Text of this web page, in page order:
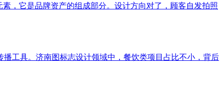
，它是品牌资产的组成部分。设计方向对了，顾客自发拍照
工具。济南图标志设计领域中，餐饮类项目占比不小，背后